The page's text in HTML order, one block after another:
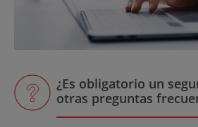
¿Es obligatorio un
otras preguntas